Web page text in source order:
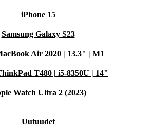
iPhone 15
Samsung Galaxy S23
Air 2020 | 13.3" | M1
T480 | i5-8350U | 14"
Watch Ultra 2 (2023)
Uutuudet